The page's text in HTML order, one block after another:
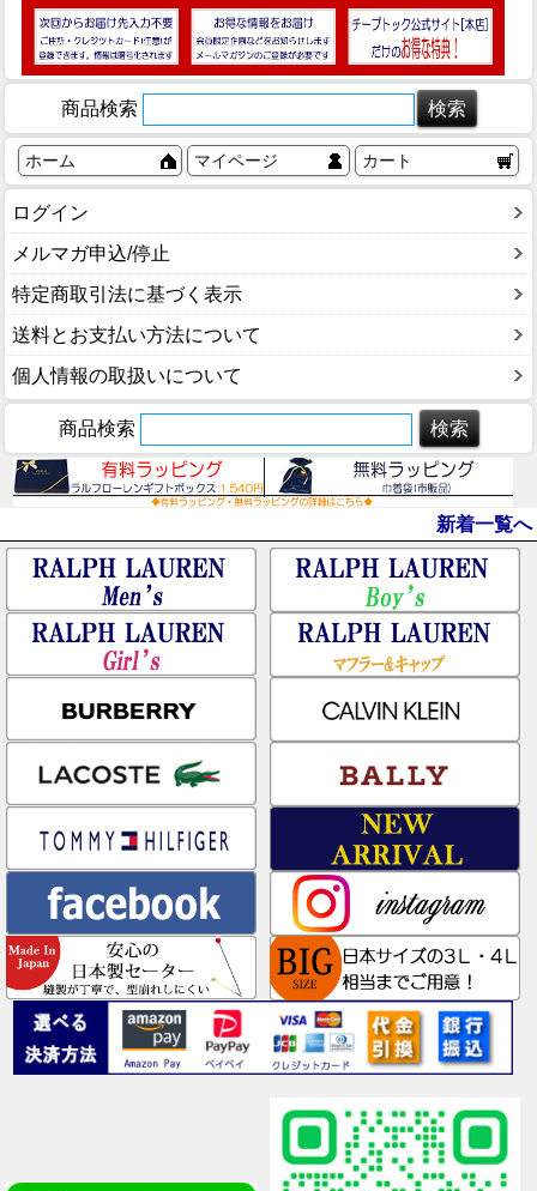
商品検索
ホーム マイページ カート
ログイン
メルマガ申込/停止
特定商取引法に基づく表示
送料とお支払い方法について
個人情報の取扱いについて
商品検索
新着一覧へ